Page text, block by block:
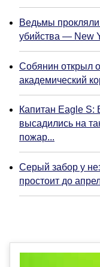
Ведьмы
убийства — New
Собянин открыл
академический
Капитан Eagle
высадились на
пожар...
Серый забор у
простоит до